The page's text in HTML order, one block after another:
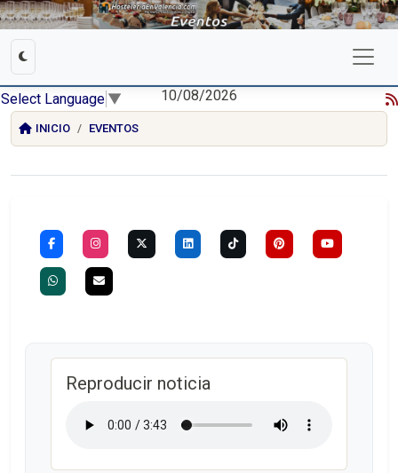
Select Language ▼ 10/08/2026
INICIO EVENTOS
Reproducir noticia